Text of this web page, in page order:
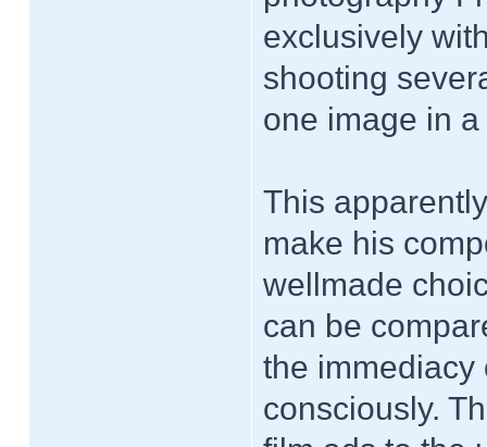
exclusively
shooting
one image in
This
make his
wellmade
can be
the immediacy
consciously.